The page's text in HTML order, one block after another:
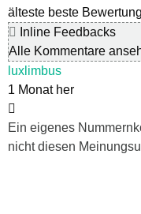
älteste beste Bewertung
Inline Feedbacks
Alle Kommentare
luxlimbus
1 Monat her
Ein eigenes
nicht diesen